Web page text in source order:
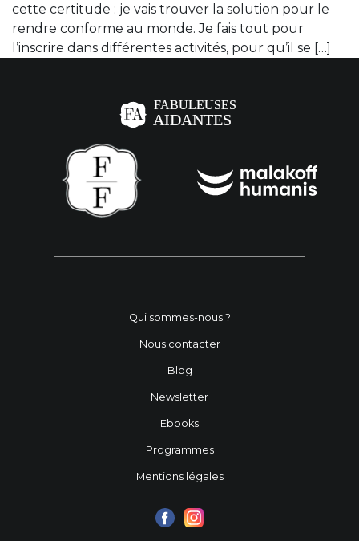
cette certitude : je vais trouver la solution pour le
rendre conforme au monde. Je fais tout pour
l’inscrire dans différentes activités, pour qu’il se […]
Qui sommes-nous ?
Nous contacter
Blog
Newsletter
Ebooks
Programmes
Mentions légales